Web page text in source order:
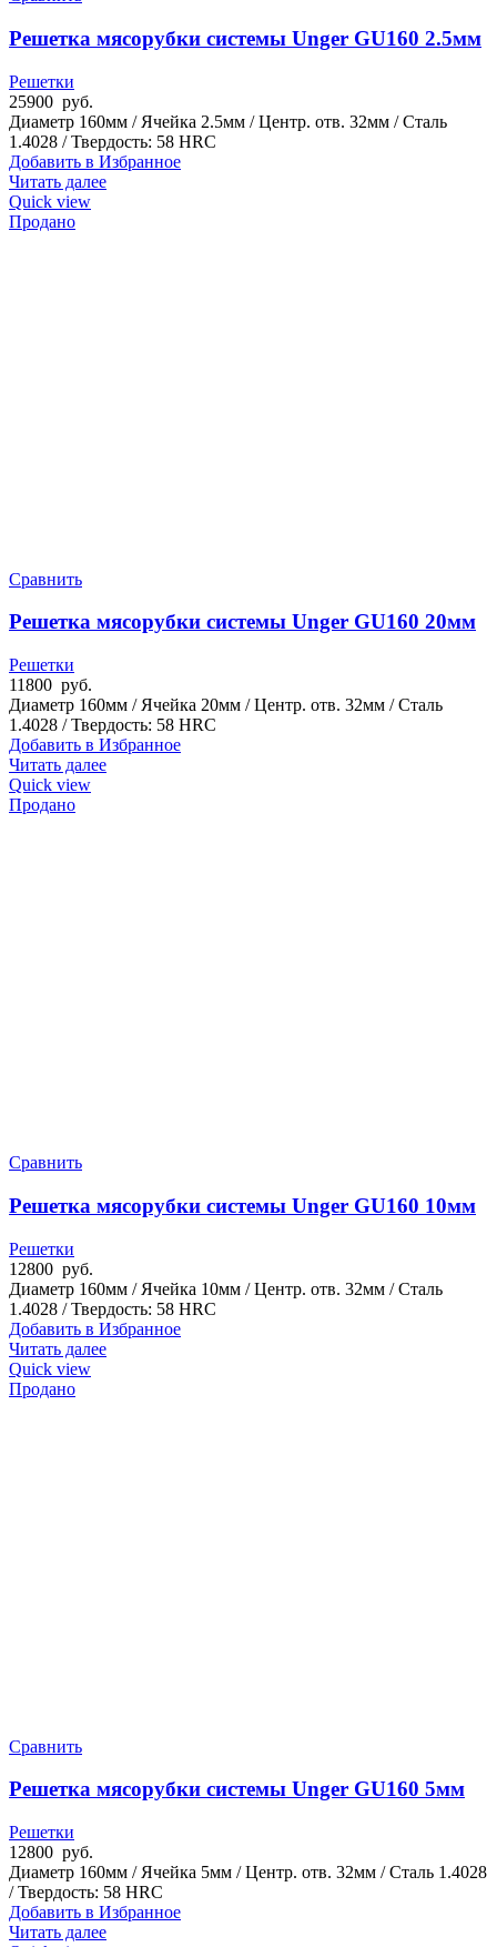
Решетка мясорубки системы Unger GU160 2.5мм
Решетки
25900 руб.
Диаметр 160мм / Ячейка 2.5мм / Центр. отв. 32мм / Сталь
1.4028 / Твердость: 58 HRC
Добавить в Избранное
Читать далее
Quick view
Продано
Сравнить
Решетка мясорубки системы Unger GU160 20мм
Решетки
11800 руб.
Диаметр 160мм / Ячейка 20мм / Центр. отв. 32мм / Сталь
1.4028 / Твердость: 58 HRC
Добавить в Избранное
Читать далее
Quick view
Продано
Сравнить
Решетка мясорубки системы Unger GU160 10мм
Решетки
12800 руб.
Диаметр 160мм / Ячейка 10мм / Центр. отв. 32мм / Сталь
1.4028 / Твердость: 58 HRC
Добавить в Избранное
Читать далее
Quick view
Продано
Сравнить
Решетка мясорубки системы Unger GU160 5мм
Решетки
12800 руб.
Диаметр 160мм / Ячейка 5мм / Центр. отв. 32мм / Сталь 1.4028
/ Твердость: 58 HRC
Добавить в Избранное
Читать далее